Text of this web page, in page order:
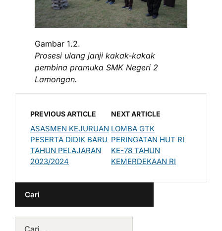
Gambar 1.2.
Prosesi ulang janji kakak-kakak
pembina pramuka SMK Negeri 2
Lamongan.
PREVIOUS ARTICLE
ASASMEN KEJURUAN
PESERTA DIDIK BARU
TAHUN PELAJARAN
2023/2024
NEXT ARTICLE
LOMBA GTK
PERINGATAN HUT RI
KE-78 TAHUN
KEMERDEKAAN RI
Cari